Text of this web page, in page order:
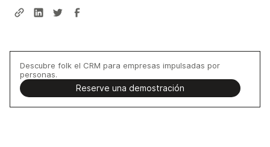
Descubre folk el CRM para empresas impulsadas por
personas.
Reserve una demostración